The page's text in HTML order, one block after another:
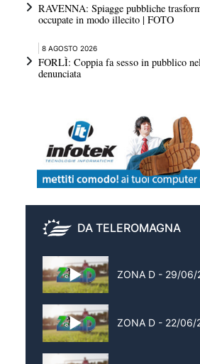
RAVENNA: Spiagge pubbliche
occupate in modo illecito | FOTO
8 AGOSTO 2026
FORLÌ: Coppia fa sesso in pubblico
denunciata
DA TELEROMAGNA
ZONA D - 29/06/
ZONA D - 22/06/